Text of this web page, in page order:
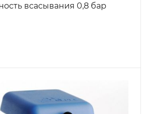
всасывания 0,8 бар